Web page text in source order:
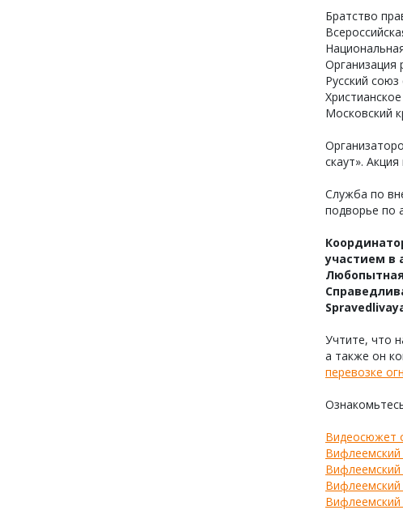
Братство
Организация
Русский союз
Московский
скаут».
Служба по
подворье по
участием в
Учтите, что
а также он
перевозке
Видеосюжет